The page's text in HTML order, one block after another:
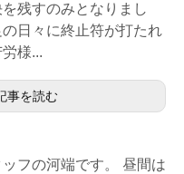
残すのみとなりまし
日々に終止符が打たれ
様...
事を読む
フの河端です。 昼間は